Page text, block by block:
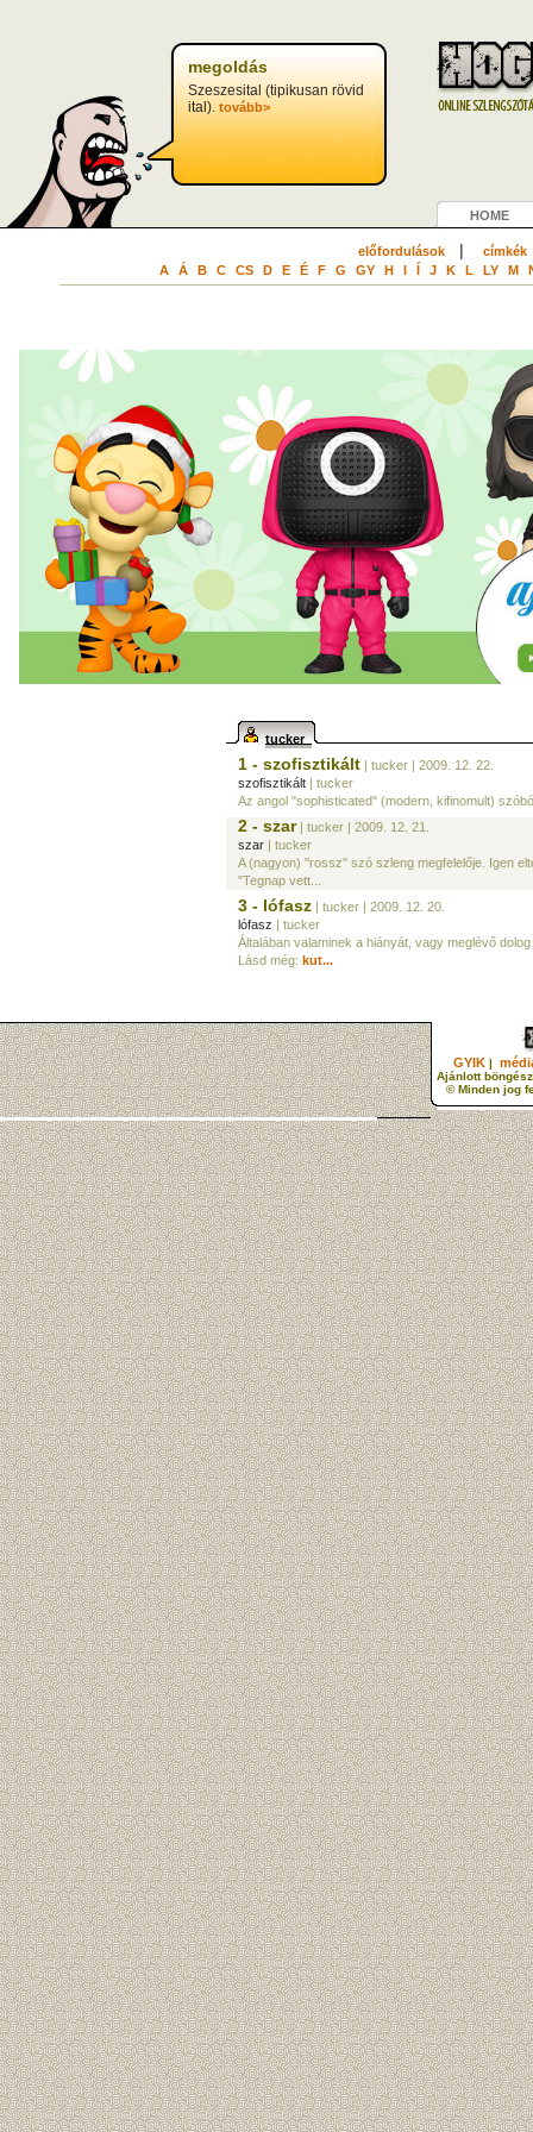
megoldás
Szeszesital (tipikusan rövid
ital). tovább>
HOME
előfordulások| címkék
A Á B C CS D E É F G GY H I Í J K L LY M
tucker
1 - szofisztikált | tucker | 2009. 12. 22.
szofisztikált | tucker
Az angol "sophisticated" (modern, kifinomult)
2 - szar| tucker | 2009. 12. 21.
szar | tucker
A (nagyon) "rossz" szó szleng megfelelője. Igen
"Tegnap vett...
3 - lófasz | tucker | 2009. 12. 20.
lófasz | tucker
Általában valaminek a hiányát, vagy meglévő
Lásd még: kut...
GYIK |
Ajánlott
© Minden jog